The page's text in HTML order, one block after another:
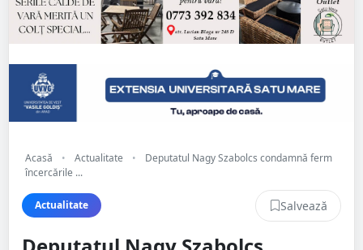
Acasă • Actualitate •
Deputatul Nagy Szabolcs condamnă ferm
încercările ...
Actualitate Salvează